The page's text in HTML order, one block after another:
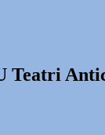
Teatri